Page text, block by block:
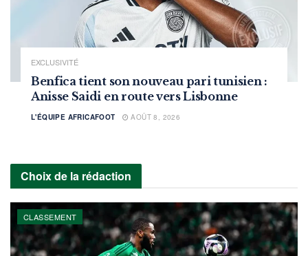
EXCLUSIVITÉ
Benfica tient son nouveau pari tunisien :
Anisse Saidi en route vers Lisbonne
L'ÉQUIPE AFRICAFOOT AOÛT 8, 2026
Choix de la rédaction
CLASSEMENT